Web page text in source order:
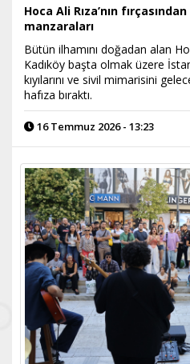
Hoca Ali Rıza’nın
manzaraları
Bütün ilhamını doğadan alan
Kadıköy başta olmak üzere
kıyılarını ve sivil mimarisini
hafıza bıraktı.
16 Temmuz 2026 - 13:23